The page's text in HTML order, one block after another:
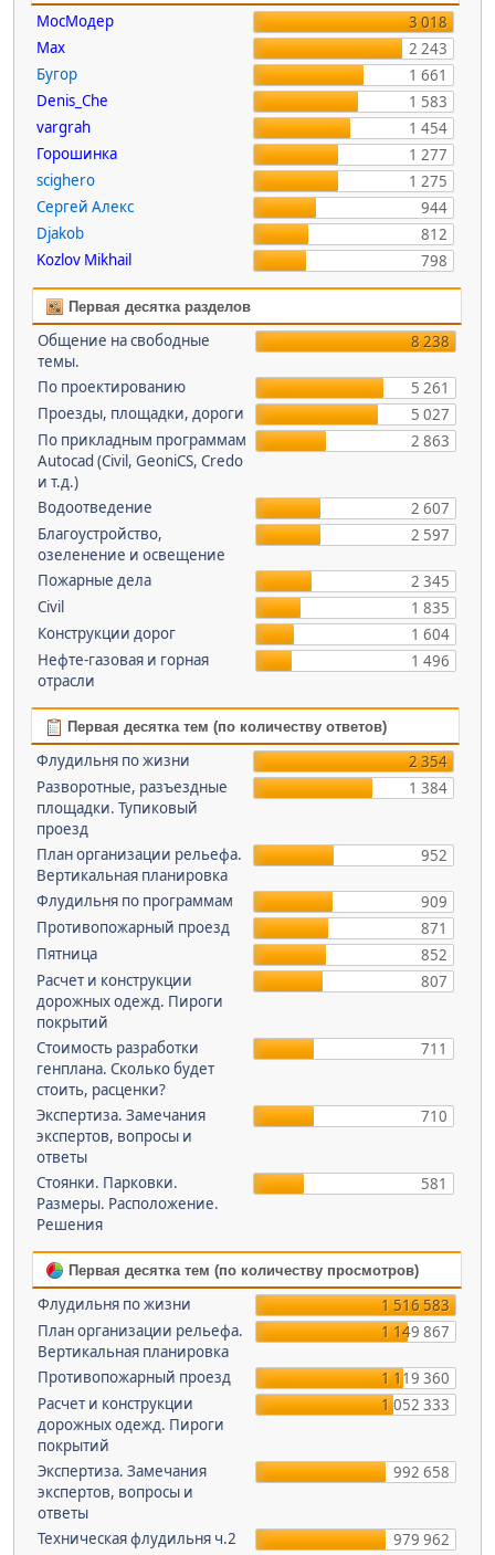
МосМодер
3 018
Max
2 243
Бугор
1 661
Denis_Che
1 583
vargrah
1 454
Горошинка
1 277
scighero
1 275
Сергей Алекс
944
Djakob
812
Kozlov Mikhail
798
Первая десятка разделов
Общение на свободные
темы.
8 238
По проектированию
5 261
Проезды, площадки, дороги
5 027
По прикладным программам
Autocad (Civil, GeoniCS, Credo
и т.д.)
2 863
Водоотведение
2 607
Благоустройство,
озеленение и освещение
2 597
Пожарные дела
2 345
Civil
1 835
Конструкции дорог
1 604
Нефте-газовая и горная
отрасли
1 496
Первая десятка тем (по количеству ответов)
Флудильня по жизни
2 354
Разворотные, разъездные
площадки. Тупиковый
проезд
1 384
План организации рельефа.
Вертикальная планировка
952
Флудильня по программам
909
Противопожарный проезд
871
Пятница
852
Расчет и конструкции
дорожных одежд. Пироги
покрытий
807
Стоимость разработки
генплана. Сколько будет
стоить, расценки?
711
Экспертиза. Замечания
экспертов, вопросы и
ответы
710
Стоянки. Парковки.
Размеры. Расположение.
Решения
581
Первая десятка тем (по количеству просмотров)
Флудильня по жизни
1 516 583
План организации рельефа.
Вертикальная планировка
1 149 867
Противопожарный проезд
1 119 360
Расчет и конструкции
дорожных одежд. Пироги
покрытий
1 052 333
Экспертиза. Замечания
экспертов, вопросы и
ответы
992 658
Техническая флудильня ч.2
979 962